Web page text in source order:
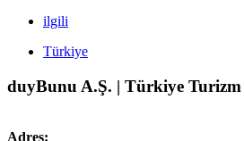
ilgili
Türkiye
duyBunu A.Ş. | Türkiye Turizm
Adres: